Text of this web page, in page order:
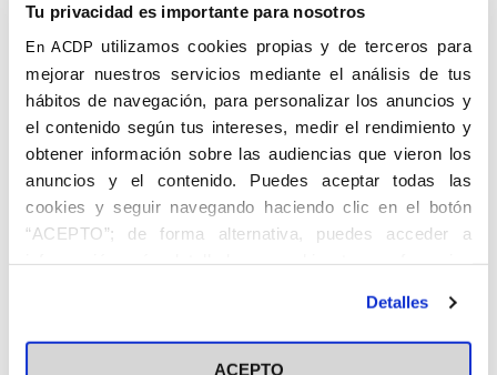
Tu privacidad es importante para nosotros
En ACDP utilizamos cookies propias y de terceros para
mejorar nuestros servicios mediante el análisis de tus
hábitos de navegación, para personalizar los anuncios y
el contenido según tus intereses, medir el rendimiento y
obtener información sobre las audiencias que vieron los
anuncios y el contenido. Puedes aceptar todas las
cookies y seguir navegando haciendo clic en el botón
“ACEPTO”; de forma alternativa, puedes acceder a
información más detallada y cambiar tus preferencias
en el botón "Personalizar". Para más información puedes
visitar nuestra Política de Cookies
Detalles
ACEPTO